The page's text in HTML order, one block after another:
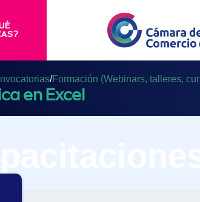
/Formación (Webinars, talleres,
en Excel